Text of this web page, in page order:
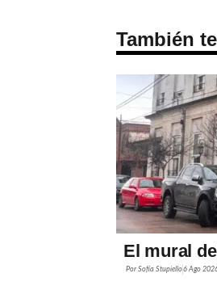
También
El mural
Por Sofía Stupiello6 Ago